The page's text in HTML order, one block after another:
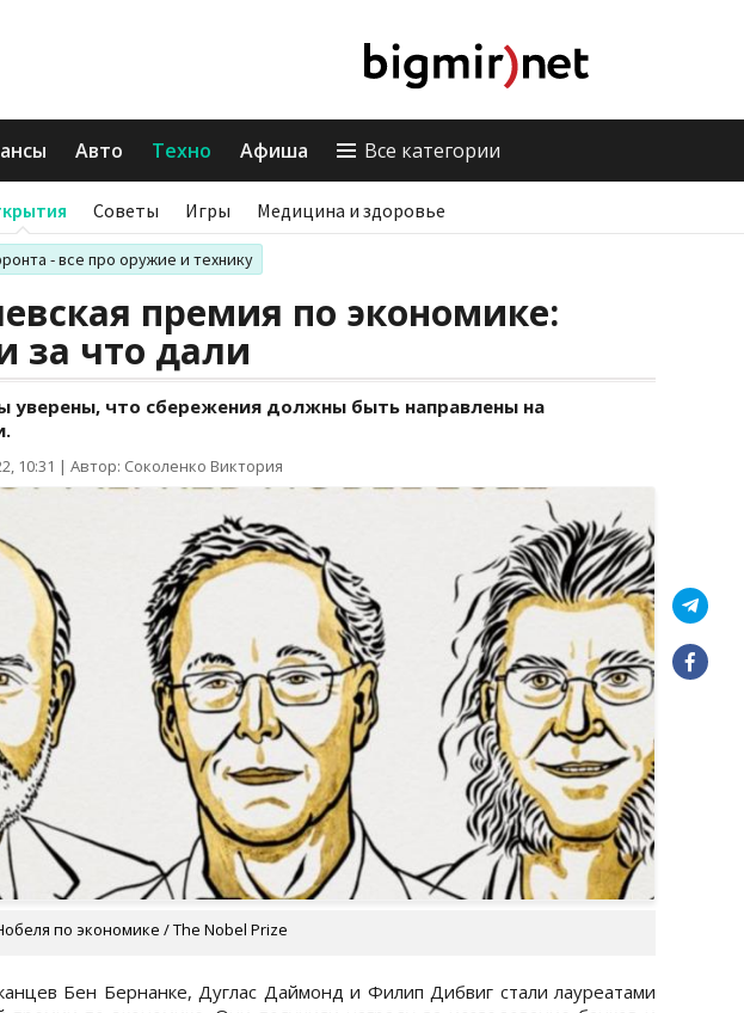
Авто Техно Афиша Все категории
Советы Игры Медицина и здоровье
- все про оружие и технику
премия по экономике:
за что дали
уверены, что сбережения должны быть направлены на
10:31 | Автор: Соколенко Виктория
по экономике / The Nobel Prize
Бен Бернанке, Дуглас Даймонд и Филип Дибвиг стали лауреатами